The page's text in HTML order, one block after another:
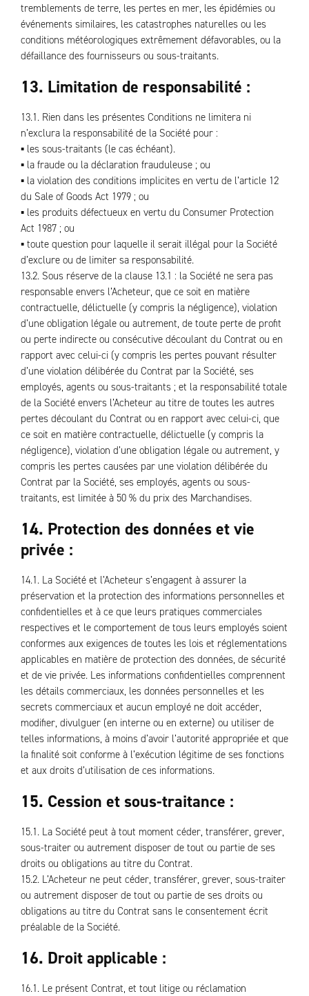
tremblements de terre, les pertes en mer, les épidémies ou
événements similaires, les catastrophes naturelles ou les
conditions météorologiques extrêmement défavorables, ou la
défaillance des fournisseurs ou sous-traitants.
13. Limitation de responsabilité :
13.1. Rien dans les présentes Conditions ne limitera ni
n’exclura la responsabilité de la Société pour :
▪ les sous-traitants (le cas échéant).
▪ la fraude ou la déclaration frauduleuse ; ou
▪ la violation des conditions implicites en vertu de l’article 12
du Sale of Goods Act 1979 ; ou
▪ les produits défectueux en vertu du Consumer Protection
Act 1987 ; ou
▪ toute question pour laquelle il serait illégal pour la Société
d’exclure ou de limiter sa responsabilité.
13.2. Sous réserve de la clause 13.1 : la Société ne sera pas
responsable envers l’Acheteur, que ce soit en matière
contractuelle, délictuelle (y compris la négligence), violation
d’une obligation légale ou autrement, de toute perte de profit
ou perte indirecte ou consécutive découlant du Contrat ou en
rapport avec celui-ci (y compris les pertes pouvant résulter
d’une violation délibérée du Contrat par la Société, ses
employés, agents ou sous-traitants ; et la responsabilité totale
de la Société envers l’Acheteur au titre de toutes les autres
pertes découlant du Contrat ou en rapport avec celui-ci, que
ce soit en matière contractuelle, délictuelle (y compris la
négligence), violation d’une obligation légale ou autrement, y
compris les pertes causées par une violation délibérée du
Contrat par la Société, ses employés, agents ou sous-
traitants, est limitée à 50 % du prix des Marchandises.
14. Protection des données et vie
privée :
14.1. La Société et l’Acheteur s’engagent à assurer la
préservation et la protection des informations personnelles et
confidentielles et à ce que leurs pratiques commerciales
respectives et le comportement de tous leurs employés soient
conformes aux exigences de toutes les lois et réglementations
applicables en matière de protection des données, de sécurité
et de vie privée. Les informations confidentielles comprennent
les détails commerciaux, les données personnelles et les
secrets commerciaux et aucun employé ne doit accéder,
modifier, divulguer (en interne ou en externe) ou utiliser de
telles informations, à moins d’avoir l’autorité appropriée et que
la finalité soit conforme à l’exécution légitime de ses fonctions
et aux droits d’utilisation de ces informations.
15. Cession et sous-traitance :
15.1. La Société peut à tout moment céder, transférer, grever,
sous-traiter ou autrement disposer de tout ou partie de ses
droits ou obligations au titre du Contrat.
15.2. L’Acheteur ne peut céder, transférer, grever, sous-traiter
ou autrement disposer de tout ou partie de ses droits ou
obligations au titre du Contrat sans le consentement écrit
préalable de la Société.
16. Droit applicable :
16.1. Le présent Contrat, et tout litige ou réclamation